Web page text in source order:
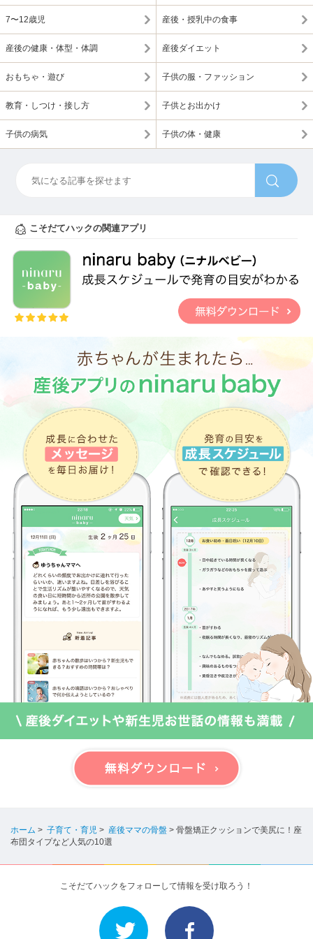
7〜12歳児 産後・授乳中の食事
産後の健康・体型・体調 産後ダイエット
おもちゃ・遊び 子供の服・ファッション
教育・しつけ・接し方 子供とお出かけ
子供の病気 子供の体・健康
こそだてハックの関連アプリ
ホーム > 子育て・育児 > 産後ママの骨盤 > 骨盤矯正クッションで美尻に！座
布団タイプなど人気の10選
こそだてハックをフォローして情報を受け取ろう！